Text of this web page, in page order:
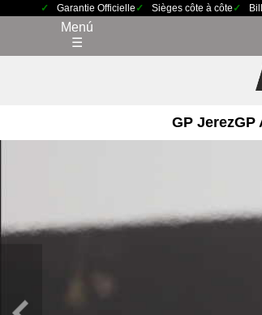
Garantie Officielle Sièges côte à côte
Menú
☰
GP JerezGP